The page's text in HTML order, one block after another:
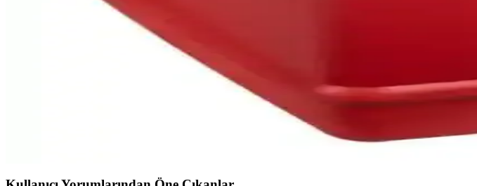
Maxi Life Uygun Fiyatlı Dikiş Makineleri: Özellikler ve Kullanıcı Yorumları
Maxi Life markası altında uygun fiyatlı ve kullanımı kolay dikiş makineleri, temel ihtiyaçlar ve hafif
Maxi Life Singer Mini: Taşınabilir ve Pratik Elektronik Dikiş Makinesi Özellikleri
Maxi Life Singer Mini, kompakt ve hafif tasarımıyla seyahat ve küçük projeler için ideal, kullanımı kolay
Akos Yeni Tip Dikiş Makinesi Taşıma ve Koruma Çantası - Dayanıklı ve Şık
Dayanıklı ve şık kırmızı renkli Akos dikiş makinesi taşıma ve koruma çantası, yüksek kalite malzeme ve